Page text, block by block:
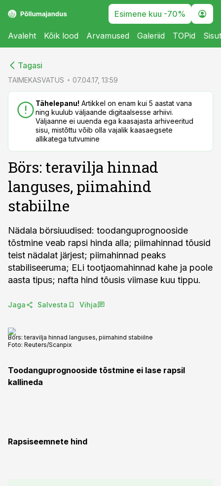
Esimene kuu -70%
Avaleht Kõik lood Arvamused Galeriid TOPid
Tagasi
TAIMEKASVATUS 07.04.17, 13:59
Tähelepanu! Artikkel on enam kui 5 aastat vana
ning kuulub väljaande digitaalsesse arhiivi.
Väljaanne ei uuenda ega kaasajasta arhiveeritud
sisu, mistõttu võib olla vajalik kaasaegsete
allikatega tutvumine
Börs: teravilja hinnad
languses, piimahind
stabiilne
Nädala börsiuudised: toodanguprognooside
tõstmine veab rapsi hinda alla; piimahinnad tõusid
teist nädalat järjest; piimahinnad peaks
stabiliseeruma; ELi tootjaomahinnad kahe ja poole
aasta tipus; nafta hind tõusis viimase kuu tippu.
Jaga Salvesta Vihja
Börs: teravilja hinnad languses, piimahind stabiilne
Foto: Reuters/Scanpix
Toodanguprognooside tõstmine ei lase rapsil
kallineda
Rapsiseemnete hind